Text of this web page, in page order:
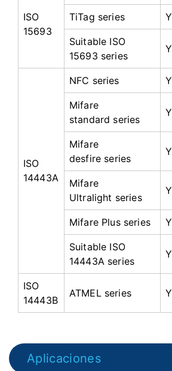
ISO
15693
TiTag series Y
Suitable ISO
15693 series
Y
ISO
14443A
NFC series Y
Mifare
standard series
Y
Mifare
desfire series
Y
Mifare
Ultralight series
Y
Mifare Plus series Y
Suitable ISO
14443A series
Y
ISO
14443B
ATMEL series Y
Aplicaciones